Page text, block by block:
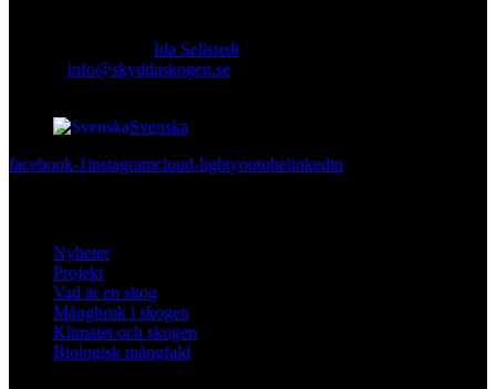
Ida Sellstedt
info@skyddaskogen.se
Svenska
facebook-1instagramcloud-lightyoutubelinkedin
Nyheter
Projekt
Vad är en skog
Mångbruk i skogen
Klimatet och skogen
Biologisk mångfald